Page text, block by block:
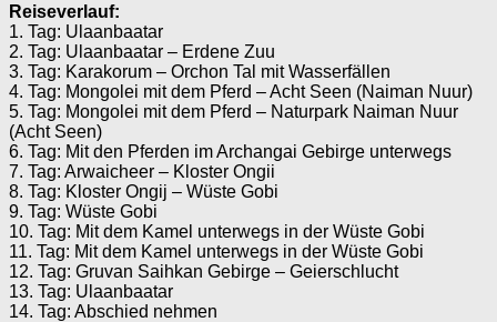
Reiseverlauf:
1. Tag: Ulaanbaatar
2. Tag: Ulaanbaatar – Erdene Zuu
3. Tag: Karakorum – Orchon Tal mit Wasserfällen
4. Tag: Mongolei mit dem Pferd – Acht Seen (Naiman Nuur)
5. Tag: Mongolei mit dem Pferd – Naturpark Naiman Nuur
(Acht Seen)
6. Tag: Mit den Pferden im Archangai Gebirge unterwegs
7. Tag: Arwaicheer – Kloster Ongii
8. Tag: Kloster Ongij – Wüste Gobi
9. Tag: Wüste Gobi
10. Tag: Mit dem Kamel unterwegs in der Wüste Gobi
11. Tag: Mit dem Kamel unterwegs in der Wüste Gobi
12. Tag: Gruvan Saihkan Gebirge – Geierschlucht
13. Tag: Ulaanbaatar
14. Tag: Abschied nehmen